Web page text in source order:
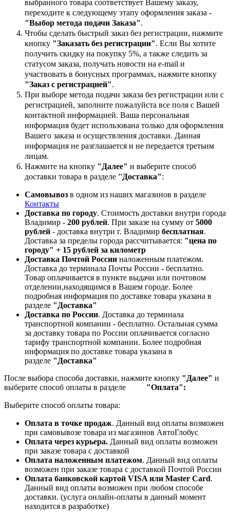
выбранного товара соответствует Вашему заказу,
переходите к следующему этапу оформления заказа -
"Выбор метода подачи Заказа".
Чтобы сделать быстрый заказ без регистрации, нажмите
кнопку "Заказать без регистрации". Если Вы хотите
получить скидку на покупку 5%, а также следить за
статусом заказа, получать новости на e-mail и
участвовать в бонусных программах, нажмите кнопку
"Заказ с регистрацией".
При выборе метода подачи заказа без регистрации или с
регистрацией, заполните пожалуйста все поля с Вашей
контактной информацией. Ваша персональная
информация будет использована только для оформления
Вашего заказа и осуществления доставки. Данная
информация не разглашается и не передается третьим
лицам.
Нажмите на кнопку "Далее" и выберите способ
доставки товара в разделе ''Доставка":
Самовывоз в одном из наших магазинов в разделе
Контакты
Доставка по городу. Стоимость доставки внутри города
Владимир - 200 рублей. При заказе на сумму от 5000
рублей - доставка внутри г. Владимир бесплатная.
Доставка за пределы города рассчитывается: "цена по
городу" + 15 рублей за километр
Доставка Почтой России наложенным платежом.
Доставка до терминала Почты России - бесплатно.
Товар оплачивается в пункте выдачи или почтовом
отделении,находящимся в Вашем городе. Более
подробная информация по доставке товара указана в
разделе "Доставка"
Доставка по России. Доставка до терминала
транспортной компании - бесплатно. Остальная сумма
за доставку товара по России оплачивается согласно
тарифу транспортной компании. Более подробная
информация по доставке товара указана в
разделе "Доставка"
После выбора способа доставки, нажмите кнопку "Далее" и
выберите способ оплаты в разделе "Оплата":
Выберите способ оплаты товара:
Оплата в точке продаж. Данный вид оплаты возможен
при самовывозе товара из магазинов АвтоГлобус
Оплата через курьера. Данный вид оплаты возможен
при заказе товара с доставкой
Оплата наложенным платежом. Данный вид оплаты
возможен при заказе товара с доставкой Почтой России
Оплата банковской картой VISA или Master Card.
Данный вид оплаты возможен при любом способе
доставки. (услуга онлайн-оплаты в данный момент
находится в разработке)